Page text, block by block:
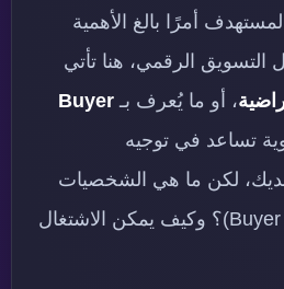
أمرًا بالغ الأهمية
التسويق الرقمي، هنا تأتي
، أو ما يُعرف بـ Buyer
تساعد في توجيه
لديك، لكن ما هي الشخصيات
الافتراضية (Buyer Personas)؟ وكيف يمكن الاشتغال